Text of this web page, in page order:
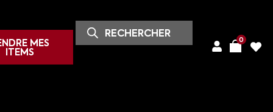
MES
ITEMS
0